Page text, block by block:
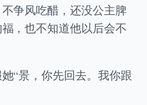
争风吃醋，还没公主脾
，也不知道他以后会不
“景，你先回去。我你跟